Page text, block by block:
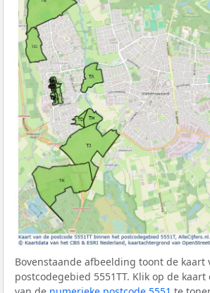
Bovenstaande afbeelding toont de kaart
postcodegebied 5551TT. Klik op de